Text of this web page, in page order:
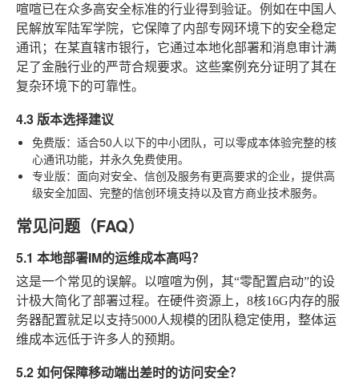
喧喧已在众多高安全标准的行业得到验证。例如在中国人
民解放军陆军学院，它保障了内部专网环境下的安全稳定
通讯；在某直辖市银行，它通过本地化部署和消息审计满
足了金融行业的严苛合规要求。这些案例充分证明了其在
复杂环境下的可靠性。
4.3 版本选择建议
免费版：适合50人以下的中小团队，可以零成本体验完整的核
心通讯功能，并永久免费使用。
专业版：面向对安全、信创及服务有更高要求的企业，提供高
级安全加固、完整的信创环境支持以及官方商业技术服务。
常见问题（FAQ）
5.1 本地部署IM的运维成本高吗？
这是一个常见的误解。以喧喧为例，其“零配置启动”的设
计极大简化了部署过程。在硬件资源上，8核16G内存的服
务器配置就足以支持5000人规模的团队稳定使用，整体运
维成本远低于许多人的预期。
5.2 如何保障移动端出差时的访问安全？